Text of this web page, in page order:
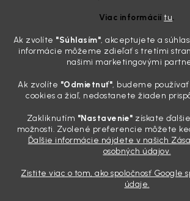
Viac informáciítu.
Ak zvolíte "Súhlasím", akceptujete a
informácie môžeme zdieľať s tretími
našimi marketingovými
Ak zvolíte "Odmietnuť", budeme
cookies a žiaľ, nedostanete žiaden
Zakliknutím "Nastavenie" získate
možnosti. Zvolené preferencie môžete
Ďalšie informácie nájdete v našich
osobných údajov.
Zistite viac o tom, ako spoločnosť Google
údaje.
Poznáte ten moment. Vonku svieti slnko, vy
„upratanom“ aute, no pri pohľade na palubnú
mriežkach ventilácie, okolo tlačidiel a v švíkoch
drzo pozerá prach. Handra ani vysávač tam
Detailing nemusí stáť výplatu: 5 kúskov
31.7.2026
Sobotné ráno, káva v ruke a pred vami
niekoho nuda, pre nás najlepší relax. Lenže keď
pokaziť náladu. Dobrá správa je, že aj profi